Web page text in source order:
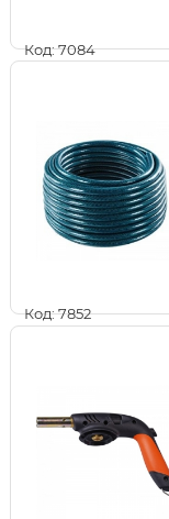
Код: 7084
Код: 7852